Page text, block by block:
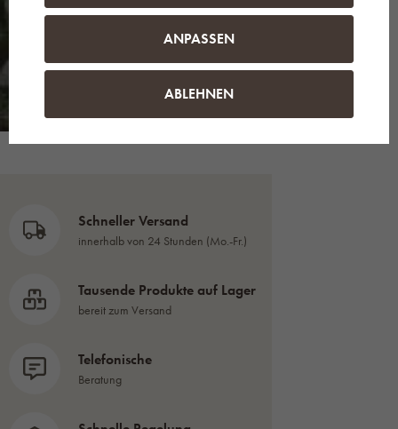
SENDEN
Schneller Versand
innerhalb von 24 Stunden (Mo.-Fr.)
Tausende Produkte auf Lager
bereit zum Versand
Telefonische
Beratung
ANPASSEN
ABLEHNEN